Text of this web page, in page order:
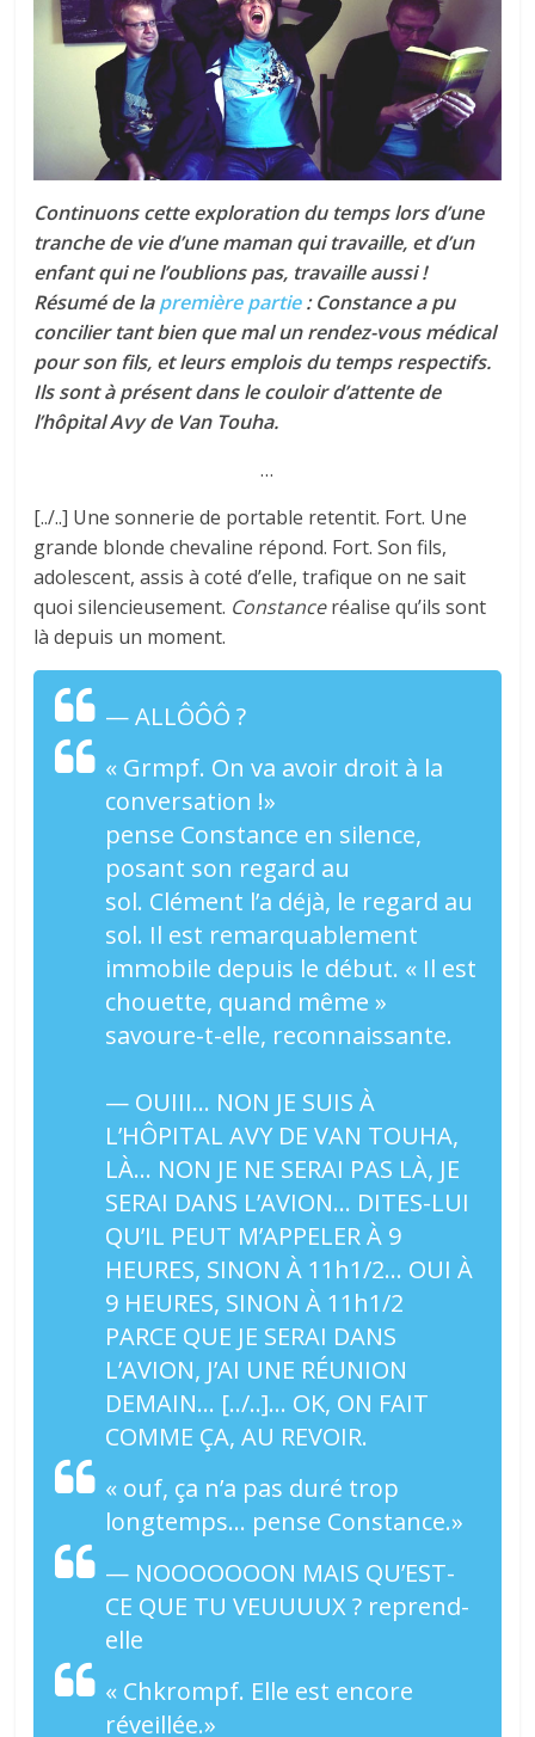
Continuons cette exploration du temps lors d’une
tranche de vie d’une maman qui travaille, et d’un
enfant qui ne l’oublions pas, travaille aussi !
Résumé de lapremière partie: Constance a pu
concilier tant bien que mal un rendez-vous médical
pour son fils, et leurs emplois du temps respectifs.
Ils sont à présent dans le couloir d’attente de
l’hôpital Avy de Van Touha.
…
[../..] Une sonnerie de portable retentit. Fort. Une
grande blonde chevaline répond. Fort. Son fils,
adolescent, assis à coté d’elle, trafique on ne sait
quoi silencieusement. Constanceréalise qu’ils sont
là depuis un moment.
— ALLÔÔÔ ?
« Grmpf. On va avoir droit à la
conversation !»
pense Constance en silence,
posant son regard au
sol. Clément l’a déjà, le regard au
sol. Il est remarquablement
immobile depuis le début. « Il est
chouette, quand même »
savoure-t-elle, reconnaissante.
— OUIII… NON JE SUIS À
L’HÔPITALAVY DE VAN TOUHA,
LÀ… NON JE NE SERAI PAS LÀ, JE
SERAI DANS L’AVION… DITES-LUI
QU’IL PEUT M’APPELER À 9
HEURES, SINON À 11h1/2… OUI À
9 HEURES, SINON À 11h1/2
PARCE QUE JE SERAI DANS
L’AVION, J’AI UNE RÉUNION
DEMAIN… [../..]… OK, ON FAIT
COMME ÇA, AU REVOIR.
« ouf, ça n’a pas duré trop
longtemps… pense Constance.»
— NOOOOOOON MAIS QU’EST-
CE QUE TU VEUUUUX ? reprend-
elle
« Chkrompf. Elle est encore
réveillée.»